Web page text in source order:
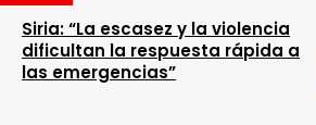
Siria: “La escasez y la violencia
dificultan la respuesta rápida a
las emergencias”